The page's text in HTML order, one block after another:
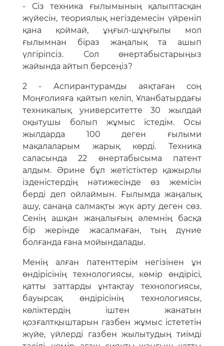
- Сіз техника ғылымының қалыптасқан
жүйесін, теориялық негіздемесін үйреніп
қана қоймай, ұңғыл-шұңғылы мол
ғылымнан біраз жаңалық та ашып
үлгіріпсіз. Сол өнертабыстарыңыз
жайында айтып берсеңіз?
2 - Аспирантурамды аяқтаған соң
Моңғолияға қайтып келіп, Ұланбатырдағы
техникалық университетте 30 жылдай
оқытушы болып жұмыс істедім. Осы
жылдарда 100 деген ғылыми
мақалаларым жарық көрді. Техника
саласында 22 өнертабысыма патент
алдым. Әрине бұл жетістіктер қажырлы
ізденістердің нәтижесінде өз жемісін
берді деп ойлаймын. Ғылымда жаңалық
ашу, санаңа салмақты жүк арту деген сөз.
Сенің ашқан жаңалығың әлемнің басқа
бір жерінде жасалмаған, тың дүние
болғанда ғана мойындалады.
Менің алған патенттерім негізінен ұн
өндірісінің технологиясы, көмір өндірісі,
қатты заттарды ұнтақтау технологиясы,
бауырсақ өндірісінің технологиясы,
көліктердің іштен жанатын
қозғалтқыштарын газбен жұмыс істететін
жүйе, үйлерді газбен жылытудың тиімді